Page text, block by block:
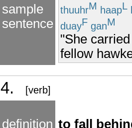
sample
sentence
thuuhrM haapL
duayF ganM
"She
fellow
4. [verb]
definition to fall